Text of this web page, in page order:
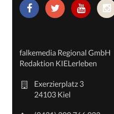
falkemedia Regional GmbH
Redaktion KIELerleben
Exerzierplatz 3
24103 Kiel